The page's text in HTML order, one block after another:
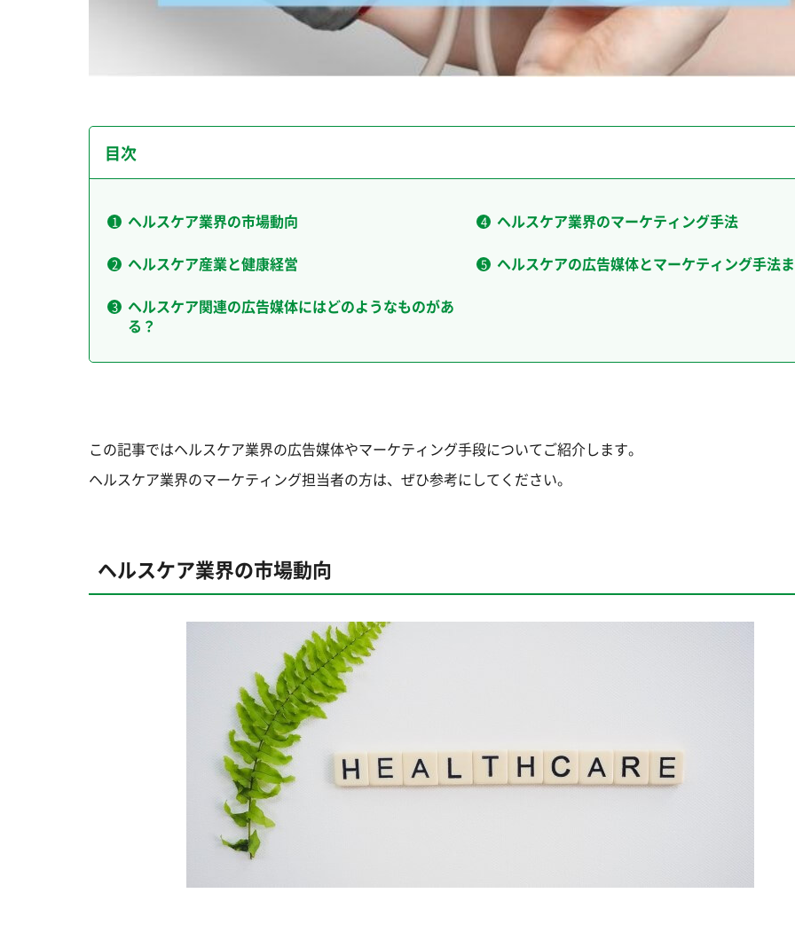
目次
ヘルスケア業界の市場動向
ヘルスケア産業と健康経営
ヘルスケア関連の広告媒体にはどのようなものがあ
る？
ヘルスケア業界のマーケティング手法
ヘルスケアの広告媒体とマーケティング手法
この記事ではヘルスケア業界の広告媒体やマーケティング手段についてご紹介します。
ヘルスケア業界のマーケティング担当者の方は、ぜひ参考にしてください。
ヘルスケア業界の市場動向